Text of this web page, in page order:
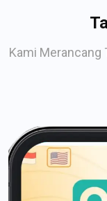
Kami Merancang